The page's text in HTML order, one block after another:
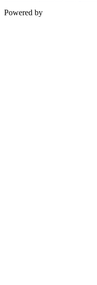
Powered by